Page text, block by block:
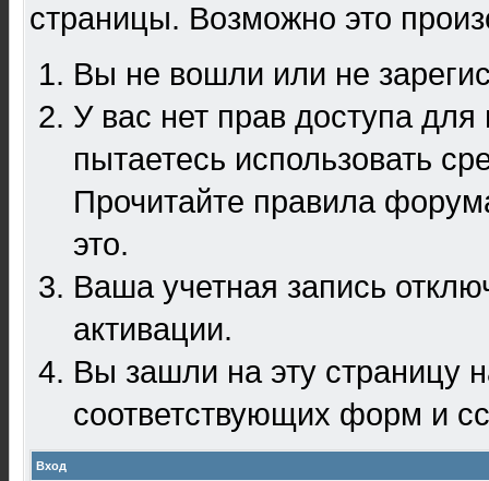
страницы. Возможно это
Вы не вошли или не
У вас нет прав доступа
пытаетесь использовать
Прочитайте правила
это.
Ваша учетная запись
активации.
Вы зашли на эту
соответствующих форм и
Вход